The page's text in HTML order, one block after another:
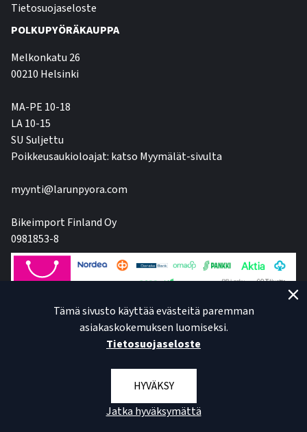
Tietosuojaseloste
POLKUPYÖRÄKAUPPA
Melkonkatu 26
00210 Helsinki
MA-PE 10-18
LA 10-15
SU Suljettu
Poikkeusaukioloajat: katso Myymälät-sivulta
myynti@larunpyora.com
Bikeimport Finland Oy
0981853-8
Tämä sivusto käyttää evästeitä paremman
asiakaskokemuksen luomiseksi.
Tietosuojaseloste
HYVÄKSY
Jatka hyväksymättä